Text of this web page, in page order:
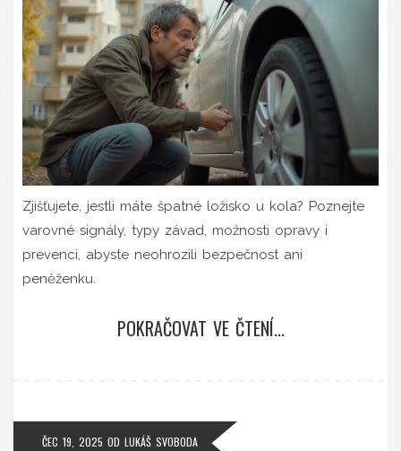
Zjišťujete, jestli máte špatné ložisko u kola? Poznejte
varovné signály, typy závad, možnosti opravy i
prevenci, abyste neohrozili bezpečnost ani
peněženku.
POKRAČOVAT VE ČTENÍ...
ČEC 19, 2025 OD LUKÁŠ SVOBODA